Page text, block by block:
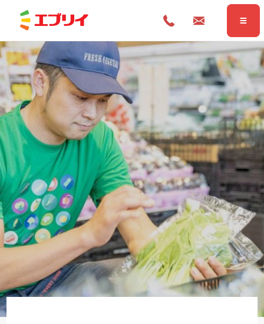
Home ホーム
News お知らせ
About 企業について